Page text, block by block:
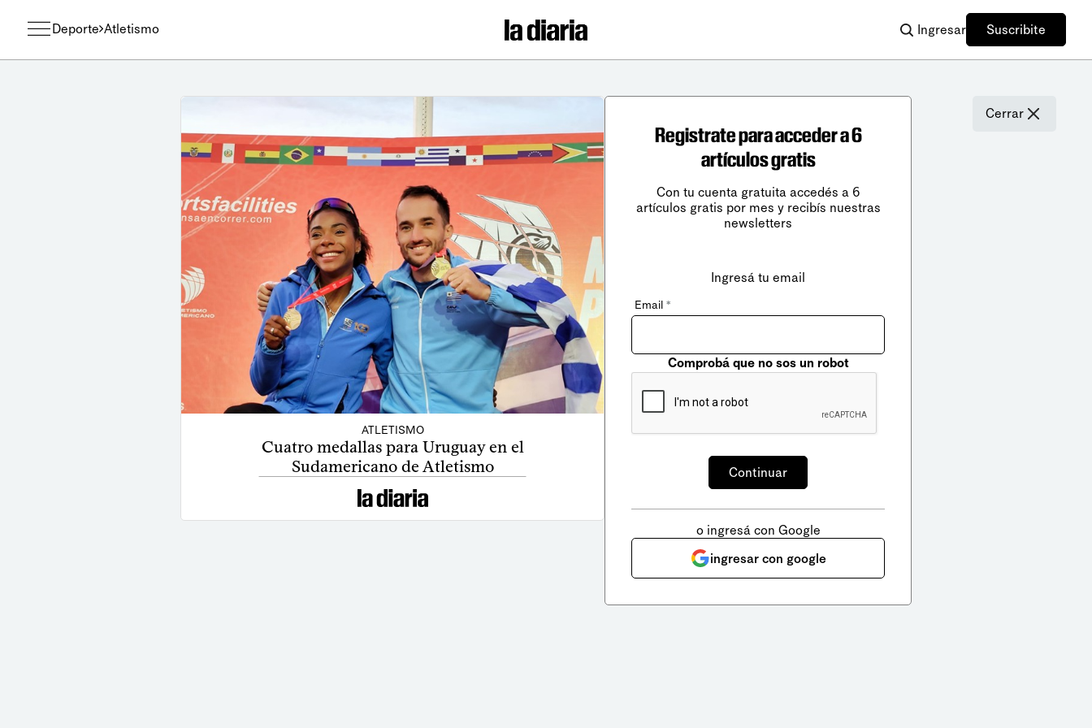
Deporte Atletismo Ingresar Suscribite
ATLETISMO
Cuatro medallas para Uruguay en el
Sudamericano de Atletismo
Cerrar
Registrate para acceder a 6
artículos gratis
Con tu cuenta gratuita accedés a 6
artículos gratis por mes y recibís nuestras
newsletters
Ingresá tu email
Email *
Comprobá que no sos un robot
o ingresá con Google
ingresar con google